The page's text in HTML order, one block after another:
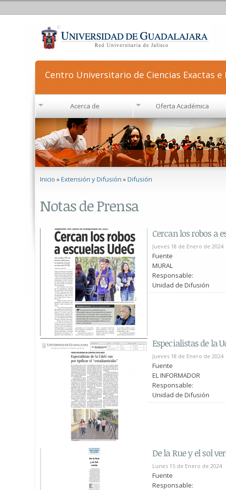
Centro Universitario de Ciencias Exactas e
Acerca de Oferta Académica
Inicio »Extensión y Difusión »Difusión
Notas de Prensa
Cercan los robos a
Jueves 18 de Enero de 2024
Fuente
MURAL
Responsable:
Unidad de Difusión
Especialistas de la
Jueves 18 de Enero de 2024
Fuente
EL INFORMADOR
Responsable:
Unidad de Difusión
De la Rue y el sol
Lunes 15 de Enero de 2024
Fuente
Responsable: